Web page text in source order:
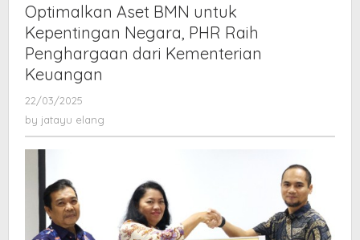
BMN
untuk
Kepentingan
Negara,
dari
Optimalkan Aset BMN untuk
Kepentingan Negara, PHR Raih
Penghargaan dari Kementerian
Keuangan
22/03/2025
jatayu
by jatayu elang